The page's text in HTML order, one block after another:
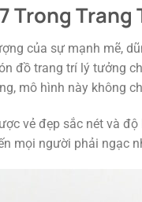
Trong
của sự mạnh mẽ,
đồ trang trí lý tưởng
mô hình này không
vẻ đẹp sắc nét và
mọi người phải ngạc